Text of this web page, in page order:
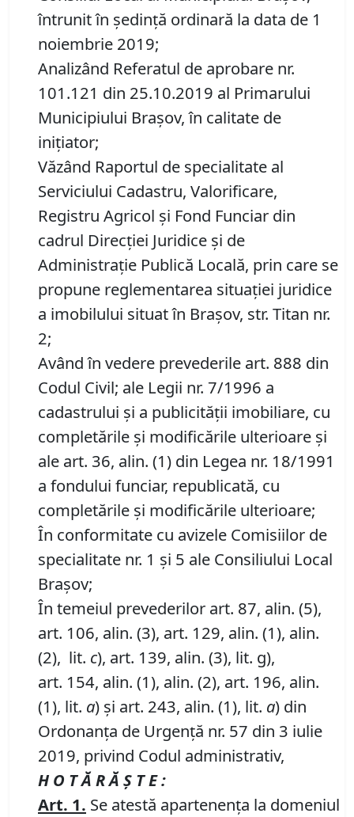
întrunit în ședință ordinară la data de 1
noiembrie 2019;
Analizând Referatul de aprobare nr.
101.121 din 25.10.2019 al Primarului
Municipiului Brașov, în calitate de
inițiator;
Văzând Raportul de specialitate al
Serviciului Cadastru, Valorificare,
Registru Agricol şi Fond Funciar din
cadrul Direcţiei Juridice şi de
Administraţie Publică Locală, prin care se
propune reglementarea situației juridice
a imobilului situat în Brașov, str. Titan nr.
2;
Având în vedere prevederile art. 888 din
Codul Civil; ale Legii nr. 7/1996 a
cadastrului și a publicității imobiliare, cu
completările și modificările ulterioare și
ale art. 36, alin. (1) din Legea nr. 18/1991
a fondului funciar, republicată, cu
completările și modificările ulterioare;
În conformitate cu avizele Comisiilor de
specialitate nr. 1 și 5 ale Consiliului Local
Brașov;
În temeiul prevederilor art. 87, alin. (5),
art. 106, alin. (3), art. 129, alin. (1), alin.
(2), lit. c), art. 139, alin. (3), lit. g),
art. 154, alin. (1), alin. (2), art. 196, alin.
(1), lit. a) și art. 243, alin. (1), lit. a) din
Ordonanța de Urgență nr. 57 din 3 iulie
2019, privind Codul administrativ,
H O T Ă R Ă Ş T E :
Art. 1. Se atestă apartenența la domeniul